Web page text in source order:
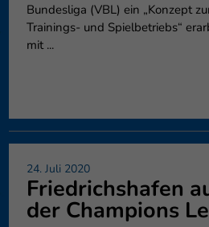
Bundesliga (VBL) ein „Konzept
Trainings- und Spielbetriebs“
mit ...
24. Juli 2020
Friedrichshafen
der Champions
können Ihre Einwilligung zu ganzen
weitere Informationen anzeigen
Cookies auswählen.
Nur
Datenschutzeinstellungen
Essenziell (1)
Essenzielle Cookies ermöglichen
die einwandfreie Funktion der Website
Cookie-